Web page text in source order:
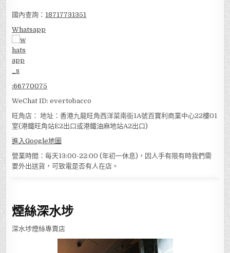
國內查詢： 18717731351
Whatsapp
:66770075
WeChat ID: evertobacco
旺角店： 地址：香港九龍旺角西洋菜南街1A號百寶利商業中心22樓01
室(港鐵旺角站E2出口或港鐵油麻地站A2出口)
進入Google地圖
營業時間：每天13:00-22:00 (年初一休息)，因人手有限有時我們需
要外出送貨，可致電是否有人在店。
煙絲深水埗
深水埗煙絲專賣店